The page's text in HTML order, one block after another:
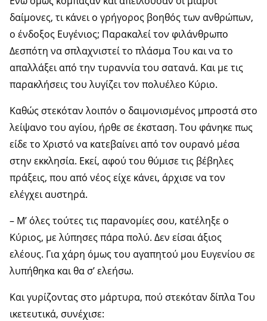
δαίμονες, τι κάνει ο γρήγορος βοηθός των ανθρώπων,
ο ένδοξος Ευγένιος; Παρακαλεί τον φιλάνθρωπο
Δεσπότη να σπλαχνιστεί το πλάσμα Του και να το
απαλλάξει από την τυραννία του σατανά. Και με τις
παρακλήσεις του λυγίζει τον πολυέλεο Κύριο.
Καθώς στεκόταν λοιπόν ο δαιμονισμένος μπροστά στο
λείψανο του αγίου, ήρθε σε έκσταση. Του φάνηκε πως
είδε το Χριστό να κατεβαίνει από τον ουρανό μέσα
στην εκκλησία. Εκεί, αφού του θύμισε τις βέβηλες
πράξεις, που από νέος είχε κάνει, άρχισε να τον
ελέγχει αυστηρά.
– Μ’ όλες τούτες τις παρανομίες σου, κατέληξε ο
Κύριος, με λύπησες πάρα πολύ. Δεν είσαι άξιος
ελέους. Για χάρη όμως του αγαπητού μου Ευγενίου σε
λυπήθηκα και θα σ’ ελεήσω.
Και γυρίζοντας στο μάρτυρα, πού στεκόταν δίπλα Του
ικετευτικά, συνέχισε: